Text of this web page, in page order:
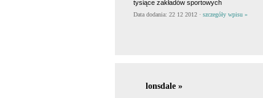
tysiące zakładów sportowych
Data dodania: 22 12 2012 · szczegóły wpisu »
lonsdale »